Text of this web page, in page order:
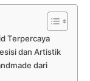
Terpercaya
dan Artistik
dari